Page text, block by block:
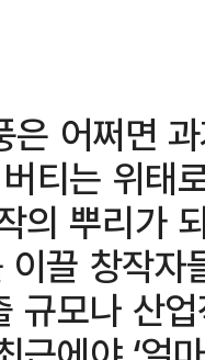
은 어쩌면
티는 위태
의 뿌리가
끌 창작
규모나 산